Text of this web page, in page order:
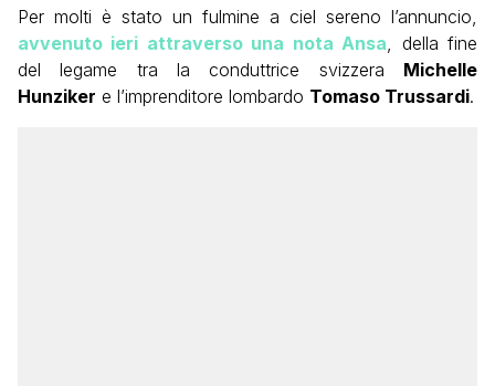
Per molti è stato un fulmine a ciel sereno l’annuncio,
avvenuto ieri attraverso una nota Ansa , della fine
del legame tra la conduttrice svizzera Michelle
Hunziker e l’imprenditore lombardo Tomaso Trussardi.